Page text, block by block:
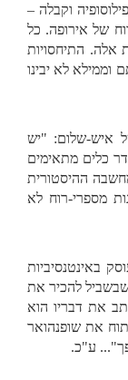
וקבלה –
של אירופה. כל
אלה. התיחסויות
וממילא לא יבינו
איש-שלום: "יש
כלים מתאימים
ההיסטורית
מספרי-רוח לא
באינטנסיביות
להכיר את
את דבריו הוא
את שופנהואר
ע"כ.